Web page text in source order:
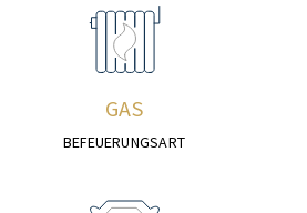
GAS
BEFEUERUNGSART